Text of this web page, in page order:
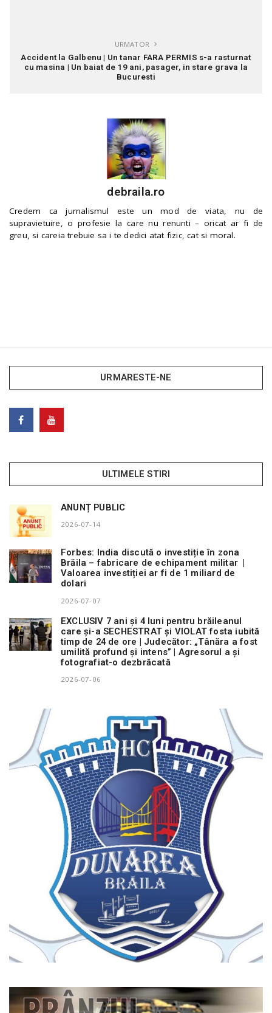
URMATOR
Accident la Galbenu | Un tanar FARA PERMIS s-a rasturnat
cu masina | Un baiat de 19 ani, pasager, in stare grava la
Bucuresti
debraila.ro
Credem ca jurnalismul este un mod de viata, nu de
supravietuire, o profesie la care nu renunti – oricat ar fi de
greu, si careia trebuie sa i te dedici atat fizic, cat si moral.
URMARESTE-NE
ULTIMELE STIRI
ANUNȚ PUBLIC
2026-07-14
Forbes: India discută o investiție în zona
Brăila – fabricare de echipament militar |
Valoarea investiției ar fi de 1 miliard de
dolari
2026-07-07
EXCLUSIV 7 ani și 4 luni pentru brăileanul
care și-a SECHESTRAT și VIOLAT fosta iubită
timp de 24 de ore | Judecător: „Tânăra a fost
umilită profund și intens” | Agresorul a și
fotografiat-o dezbrăcată
2026-07-06